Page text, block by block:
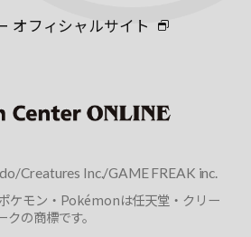
オフィシャルサイト
Creatures Inc./GAME FREAK inc.
ケモン・Pokémonは任天堂・クリー
の商標です。